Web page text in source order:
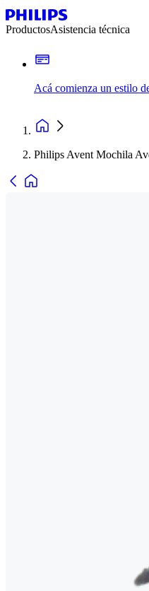
ProductosAsistencia técnica
Acá comienza un estilo
Philips Avent Mochila